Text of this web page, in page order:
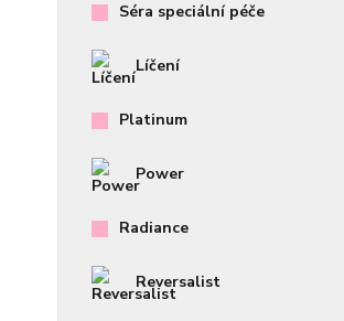
Séra speciální péče
Líčení
Platinum
Power
Radiance
Reversalist